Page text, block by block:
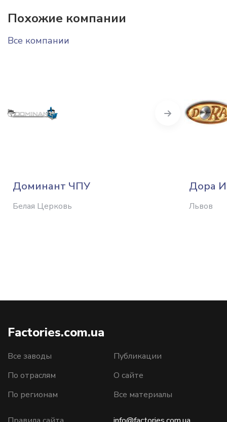
Похожие компании
Все компании
Доминант ЧПУ
Белая Церковь
Дора
Львов
Next
Factories.com.ua
Все заводы
По отраслям
По регионам
Публикации
О сайте
Все материалы